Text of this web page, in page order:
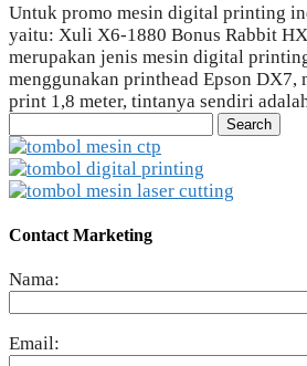
Untuk promo mesin digital printing
yaitu: Xuli X6-1880 Bonus Rabbit
merupakan jenis mesin digital
menggunakan printhead Epson DX7,
print 1,8 meter, tintanya sendiri
for:
Contact Marketing
Nama:
Email: